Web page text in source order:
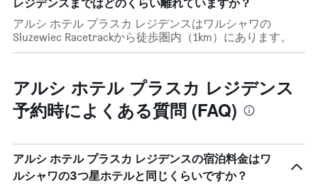
レジデンスまではどのくらい離れていますか？
アルシ ホテル プラスカ レジデンスはワルシャワの
Sluzewiec Racetrackから徒歩圏内（1km）にあります。
アルシ ホテル プラスカ レジデンス
予約時によくある質問 (FAQ)
アルシ ホテル プラスカ レジデンスの宿泊料金はワ
ルシャワの3つ星ホテルと同じくらいですか？